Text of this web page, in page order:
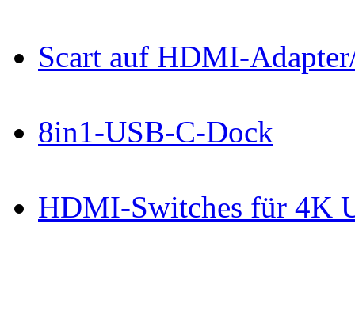
Scart auf HDMI-
8in1-USB-C-Dock
HDMI-Switches für 4K